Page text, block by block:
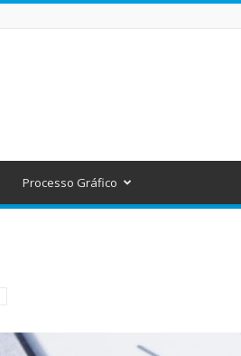
Processo Gráfico